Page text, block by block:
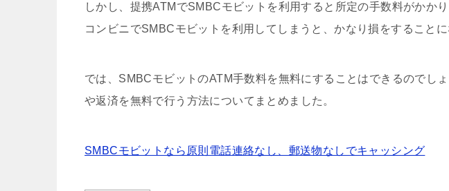
しかし、提携ATMでSMBCモビットを利用すると所定の手数料がかか
コンビニでSMBCモビットを利用してしまうと、かなり損をすることに
では、SMBCモビットのATM手数料を無料にすることはできるのでし
や返済を無料で行う方法についてまとめました。
SMBCモビットなら原則電話連絡なし、郵送物なしでキャッシング